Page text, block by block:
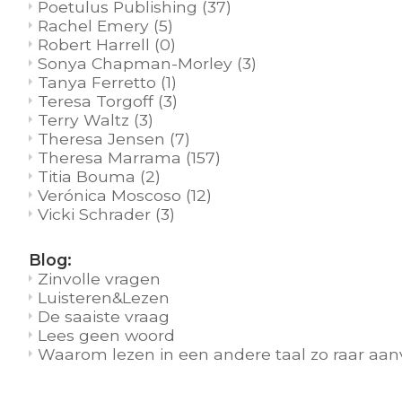
Poetulus Publishing (37)
Rachel Emery (5)
Robert Harrell (0)
Sonya Chapman-Morley (3)
Tanya Ferretto (1)
Teresa Torgoff (3)
Terry Waltz (3)
Theresa Jensen (7)
Theresa Marrama (157)
Titia Bouma (2)
Verónica Moscoso (12)
Vicki Schrader (3)
Blog:
Zinvolle vragen
Luisteren&Lezen
De saaiste vraag
Lees geen woord
Waarom lezen in een andere taal zo raar